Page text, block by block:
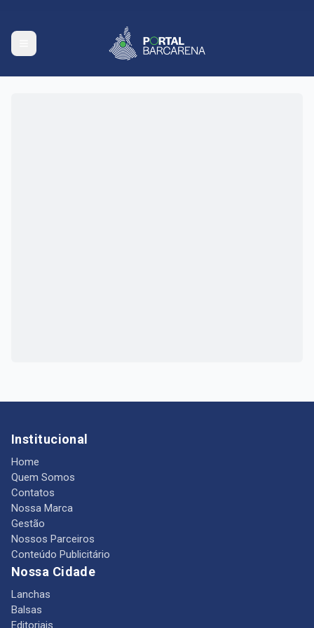
Institucional
Home
Quem Somos
Contatos
Nossa Marca
Gestão
Nossos Parceiros
Conteúdo Publicitário
Nossa Cidade
Lanchas
Balsas
Editoriais